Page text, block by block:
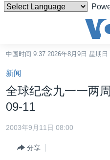
碍
链
接
跳
转
内
国际
中国时间 9:37 2026年8月9日 星期日
新闻
全球纪念九一一两
09-11
2003年9月11日 08:00
分享